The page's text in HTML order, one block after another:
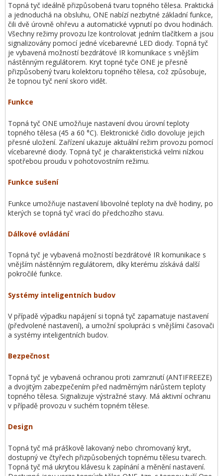
Topná tyč ideálně přizpůsobená tvaru topného tělesa. Praktická
a jednoduchá na obsluhu, ONE nabízí nezbytné základní funkce,
čili dvě úrovně ohřevu a automatické vypnutí po dvou hodinách.
Všechny režimy provozu lze kontrolovat jedním tlačítkem a jsou
signalizovány pomocí jedné vícebarevné LED diody. Topná tyč
je vybavená možností bezdrátové IR komunikace s vnějším
nástěnným regulátorem. Kryt topné tyče ONE je přesně
přizpůsobený tvaru kolektoru topného tělesa, což způsobuje,
že topnou tyč není skoro vidět.
Funkce
Topná tyč ONE umožňuje nastavení dvou úrovní teploty
topného tělesa (45 a 60 °C). Elektronické čidlo dovoluje jejich
přesné uložení. Zařízení ukazuje aktuální režim provozu pomocí
vícebarevné diody. Topná tyč je charakteristická velmi nízkou
spotřebou proudu v pohotovostním režimu.
Funkce sušení
Funkce umožňuje nastavení libovolné teploty na dvě hodiny, po
kterých se topná tyč vrací do předchozího stavu.
Dálkové ovládání
Topná tyč je vybavená možností bezdrátové IR komunikace s
vnějším nástěnným regulátorem, díky kterému získává další
pokročilé funkce.
Systémy inteligentních budov
V případě výpadku napájení si topná tyč zapamatuje nastavení
(předvolené nastavení), a umožní spolupráci s vnějšími časovači
a systémy inteligentních budov.
Bezpečnost
Topná tyč je vybavená ochranou proti zamrznutí (ANTIFREEZE)
a dvojitým zabezpečením před nadměrným nárůstem teploty
topného tělesa. Signalizuje výstražné stavy. Má aktivní ochranu
v případě provozu v suchém topném tělese.
Design
Topná tyč má práškově lakovaný nebo chromovaný kryt,
dostupný ve čtyřech přizpůsobených topnému tělesu tvarech.
Topná tyč má ukrytou klávesu k zapínání a měnění nastavení.